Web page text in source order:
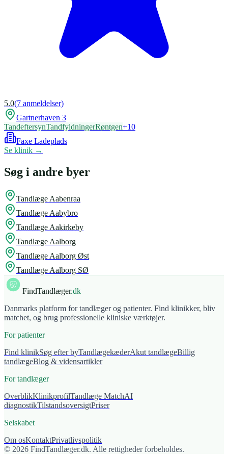
5.0(7 anmeldelser)
Gartnerhaven 3
TandeftersynTandfyldningerRøntgen+10
Faxe Ladeplads
Se klinik →
Søg i andre byer
Tandlæge Aabenraa
Tandlæge Aabybro
Tandlæge Aakirkeby
Tandlæge Aalborg
Tandlæge Aalborg Øst
Tandlæge Aalborg SØ
FindTandlæger.dk
Danmarks platform for tandlæger og patienter. Find klinikker, bliv
matchet, og brug professionelle kliniske værktøjer.
For patienter
Find klinikSøg efter byTandlægekæderAkut tandlægeBillig
tandlægeBlog & vidensartikler
For tandlæger
OverblikKlinikprofilTandlæge MatchAI
diagnostikTilstandsoversigtPriser
Selskabet
Om osKontaktPrivatlivspolitik
© 2026 FindTandlæger.dk. Alle rettigheder forbeholdes.